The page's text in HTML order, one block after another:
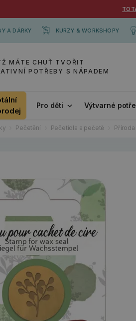
A DÁRKY KURZY & WORKSHOPY
MÁTE CHUŤ TVOŘIT
POTŘEBY S NÁPADEM
Pro děti Výtvarné
Pečetění Pečetidla a pečetě Příroda